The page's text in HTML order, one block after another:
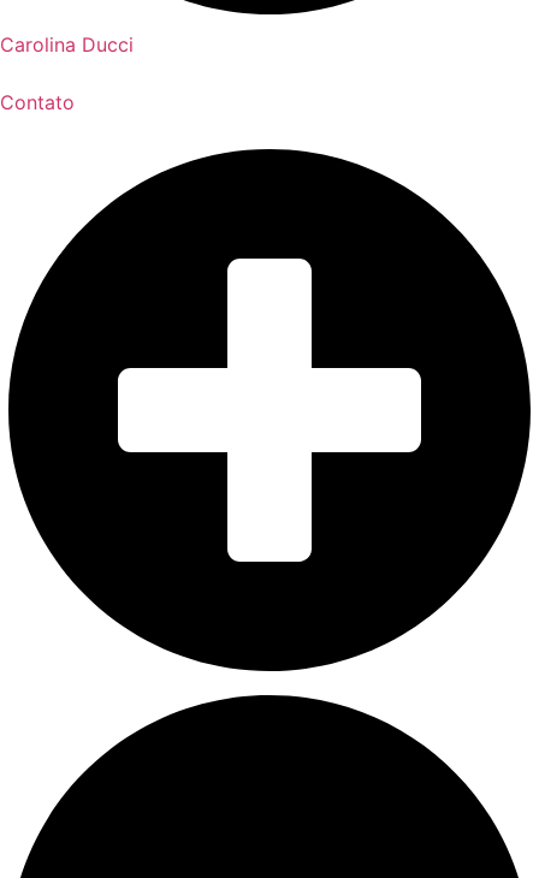
Carolina Ducci
Contato